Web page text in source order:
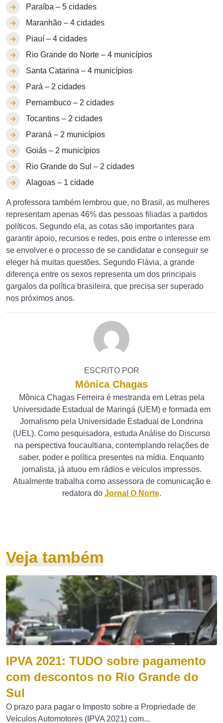
Paraíba – 5 cidades
Maranhão – 4 cidades
Piauí – 4 cidades
Rio Grande do Norte – 4 municípios
Santa Catarina – 4 municípios
Pará – 2 cidades
Pernambuco – 2 cidades
Tocantins – 2 cidades
Paraná – 2 municípios
Goiás – 2 municípios
Rio Grande do Sul – 2 cidades
Alagoas – 1 cidade
A professora também lembrou que, no Brasil, as mulheres
representam apenas 46% das pessoas filiadas a partidos
políticos. Segundo ela, as cotas são importantes para
garantir apoio, recursos e redes, pois entre o interesse em
se envolver e o processo de se candidatar e conseguir se
eleger há muitas questões. Segundo Flávia, a grande
diferença entre os sexos representa um dos principais
gargalos da política brasileira, que precisa ser superado
nos próximos anos.
ESCRITO POR
Mônica Chagas
Mônica Chagas Ferreira é mestranda em Letras pela
Universidade Estadual de Maringá (UEM) e formada em
Jornalismo pela Universidade Estadual de Londrina
(UEL). Como pesquisadora, estuda Análise do Discurso
na perspectiva foucaultiana, contemplando relações de
saber, poder e política presentes na mídia. Enquanto
jornalista, já atuou em rádios e veículos impressos.
Atualmente trabalha como assessora de comunicação e
redatora do Jornal O Norte.
Veja também
IPVA 2021: TUDO sobre pagamento
com descontos no Rio Grande do
Sul
O prazo para pagar o Imposto sobre a Propriedade de
Veículos Automotores (IPVA 2021) com...